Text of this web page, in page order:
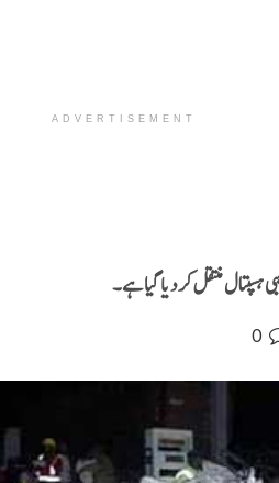
ADVERTISEMENT
منتقل کر دیا گیا ہے۔